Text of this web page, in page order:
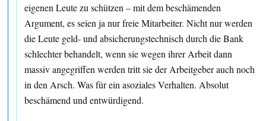
eigenen Leute zu schützen – mit dem beschämenden
Argument, es seien ja nur freie Mitarbeiter. Nicht nur werden
die Leute geld- und absicherungstechnisch durch die Bank
schlechter behandelt, wenn sie wegen ihrer Arbeit dann
massiv angegriffen werden tritt sie der Arbeitgeber auch noch
in den Arsch. Was für ein asoziales Verhalten. Absolut
beschämend und entwürdigend.